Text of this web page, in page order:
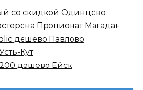
со скидкой Одинцово
Пропионат Магадан
дешево Павлово
Кут
дешево Ейск